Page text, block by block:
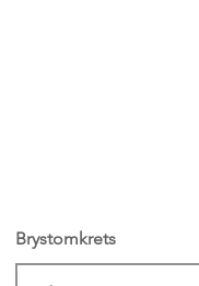
Brystomkrets